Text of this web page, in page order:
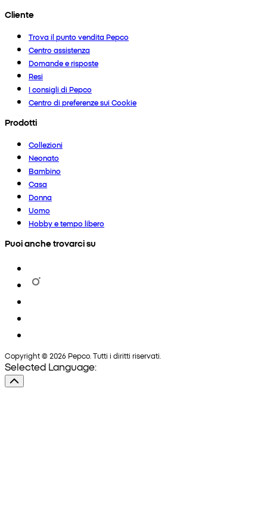
Cliente
Trova il punto vendita Pepco
Centro assistenza
Domande e risposte
Resi
I consigli di Pepco
Centro di preferenze sui Cookie
Prodotti
Collezioni
Neonato
Bambino
Casa
Donna
Uomo
Hobby e tempo libero
Puoi anche trovarci su
Copyright © 2026 Pepco. Tutti i diritti riservati.
Selected Language: